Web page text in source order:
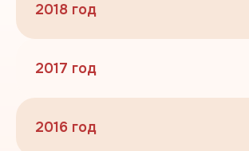
2018 год
2017 год
2016 год